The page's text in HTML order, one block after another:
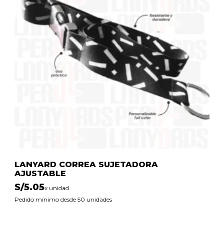
LANYARD CORREA SUJETADORA
AJUSTABLE
S/5.05x unidad.
Pedido mínimo desde 50 unidades